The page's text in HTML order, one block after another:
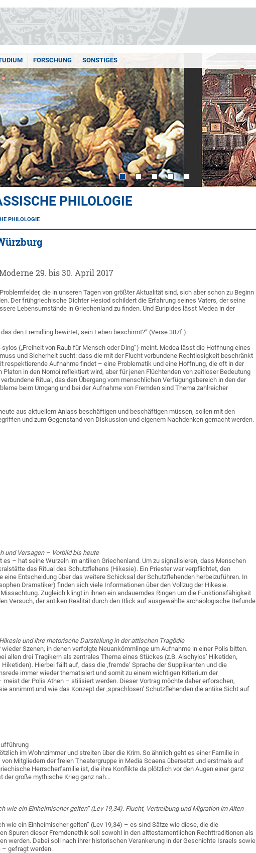
FORSCHUNG SONSTIGES
PHILOLOGIE
PHILOLOGIE
29. bis 30. April 2017
die in unseren Tagen von größter Aktualität sind, sich aber schon zu Beginn
Der frühgriechische Dichter Hesiod schildert die Erfahrung seines Vaters, der seine
Lebensumstände in Griechenland zu finden. Und Euripides lässt Medea in der
den Fremdling bewirtet, sein Leben beschirmt?“ (Verse 387f.)
(„Freiheit von Raub für Mensch oder Ding“) meint. Medea lässt die Hoffnung eines
und Sicherheit sucht: dass die mit der Flucht verbundene Rechtlosigkeit beschränkt
respektierende Aufnahme findet – eine Problematik und eine Hoffnung, die oft in der
in den Nomoi reflektiert wird, aber für jenen Flüchtenden von zeitloser Bedeutung
Ritual, das den Übergang vom menschlichen Verfügungsbereich in den der
beim Umgang und bei der Aufnahme von Fremden sind Thema zahlreicher
aus aktuellem Anlass beschäftigen und beschäftigen müssen, sollen mit den
und zum Gegenstand von Diskussion und eigenem Nachdenken gemacht werden.
und Versagen – Vorbild bis heute
– hat seine Wurzeln im antiken Griechenland. Um zu signalisieren, dass Menschen
das Ritual des Schutzflehens (Hikesie). Ein Priester war verpflichtet, den
eine Entscheidung über das weitere Schicksal der Schutzflehenden herbeizuführen. In
Dramatiker) finden sich viele Informationen über den Vollzug der Hikesie.
Zugleich klingt in ihnen ein andauerndes Ringen um die Funktionsfähigkeit
Versuch, der antiken Realität durch den Blick auf ausgewählte archäologische Befunde
und ihre rhetorische Darstellung in der attischen Tragödie
Szenen, in denen verfolgte Neuankömmlinge um Aufnahme in einer Polis bitten.
allen drei Tragikern als zentrales Thema eines Stückes (z.B. Aischylos’ Hiketiden,
Hierbei fällt auf, dass die ‚fremde‘ Sprache der Supplikanten und die
immer wieder thematisiert und somit zu einem wichtigen Kriterium der
der Polis Athen – stilisiert werden. Dieser Vortrag möchte daher erforschen,
annimmt und wie das Konzept der ‚sprachlosen‘ Schutzflehenden die antike Sicht auf
im Wohnzimmer und streiten über die Krim. So ähnlich geht es einer Familie in
Mitgliedern der freien Theatergruppe in Media Scaena übersetzt und erstmals auf
Herrscherfamilie ist, die ihre Konflikte da plötzlich vor den Augen einer ganz
große mythische Krieg ganz nah...
wie ein Einheimischer gelten“ (Lev 19,34). Flucht, Vertreibung und Migration im Alten
wie ein Einheimischer gelten“ (Lev 19,34) – es sind Sätze wie diese, die die
Spuren dieser Fremdenethik soll sowohl in den alttestamentlichen Rechttraditionen als
werden. Dabei soll nach ihrer historischen Verankerung in der Geschichte Israels sowie
– gefragt werden.